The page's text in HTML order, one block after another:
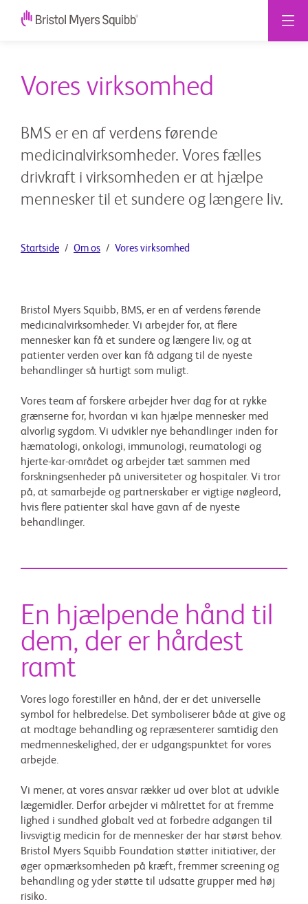
Vores virksomhed
BMS er en af verdens førende
medicinalvirksomheder. Vores fælles
drivkraft i virksomheden er at hjælpe
mennesker til et sundere og længere liv.
Startside Om os Vores virksomhed
Bristol Myers Squibb, BMS, er en af verdens førende
medicinalvirksomheder. Vi arbejder for, at flere
mennesker kan få et sundere og længere liv, og at
patienter verden over kan få adgang til de nyeste
behandlinger så hurtigt som muligt.
Vores team af forskere arbejder hver dag for at rykke
grænserne for, hvordan vi kan hjælpe mennesker med
alvorlig sygdom. Vi udvikler nye behandlinger inden for
hæmatologi, onkologi, immunologi, reumatologi og
hjerte-kar-området og arbejder tæt sammen med
forskningsenheder på universiteter og hospitaler. Vi tror
på, at samarbejde og partnerskaber er vigtige nøgleord,
hvis flere patienter skal have gavn af de nyeste
behandlinger.
En hjælpende hånd til
dem, der er hårdest
ramt
Vores logo forestiller en hånd, der er det universelle
symbol for helbredelse. Det symboliserer både at give og
at modtage behandling og repræsenterer samtidig den
medmenneskelighed, der er udgangspunktet for vores
arbejde.
Vi mener, at vores ansvar rækker ud over blot at udvikle
lægemidler. Derfor arbejder vi målrettet for at fremme
lighed i sundhed globalt ved at forbedre adgangen til
livsvigtig medicin for de mennesker der har størst behov.
Bristol Myers Squibb Foundation støtter initiativer, der
øger opmærksomheden på kræft, fremmer screening og
behandling og yder støtte til udsatte grupper med høj
risiko.